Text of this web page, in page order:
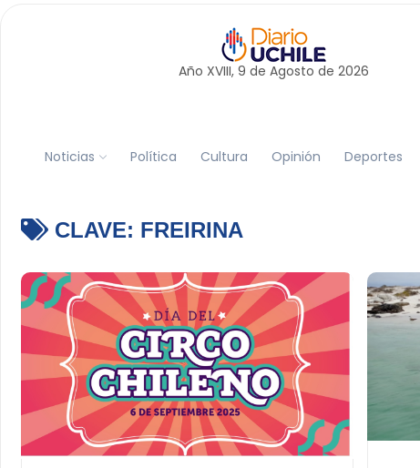
Año XVIII, 9 de Agosto de 2026
Noticias Política Cultura Opinión Deportes
CLAVE: FREIRINA